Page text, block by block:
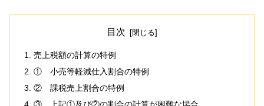
目次
売上税額の計算の特例
① 小売等軽減仕入割合の特例
② 課税売上割合の特例